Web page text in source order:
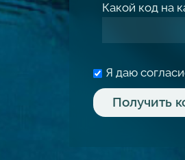
Какой код на
Я даю